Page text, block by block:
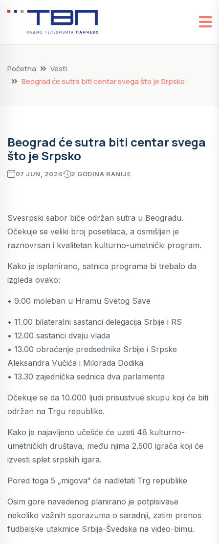
Početna
Vesti
Beograd će sutra biti centar svega što je Srpsko
Beograd će sutra biti centar svega
što je Srpsko
07 JUN, 2024 2 GODINA RANIJE
Svesrpski sabor biće održan sutra u Beogradu.
Očekuje se veliki broj posetilaca, a osmišljen je
raznovrsan i kvalitetan kulturno-umetnički program.
Kako je isplanirano, satnica programa bi trebalo da
izgleda ovako:
• 9.00 moleban u Hramu Svetog Save
• 11.00 bilateralni sastanci delegacija Srbije i RS
• 12.00 sastanci dveju vlada
• 13.00 obraćanje predsednika Srbije i Srpske
Aleksandra Vučića i Milorada Dodika
• 13.30 zajednička sednica dva parlamenta
Očekuje se da 10.000 ljudi prisustvue skupu koji će biti
održan na Trgu republike.
Kako je najavljeno učešće će uzeti 48 kulturno-
umetničkih društava, među njima 2.500 igrača koji će
izvesti splet srpskih igara.
Pored toga 5 „migova“ će nadletati Trg republike
Osim gore navedenog planirano je potpisivaьe
nekoliko važnih sporazuma o saradnji, zatim prenos
fudbalske utakmice Srbija-Švedska na video-bimu.